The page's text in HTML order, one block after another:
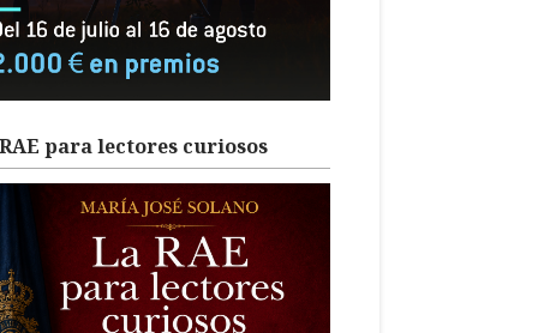
para lectores curiosos